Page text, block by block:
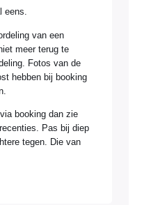
eens.
van een
meer terug te
Fotos van de
hebben bij booking
booking dan zie
Pas bij diep
tegen. Die van